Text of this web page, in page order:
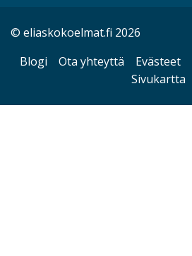
© eliaskokoelmat.fi 2026
Blogi
Ota yhteyttä Evästeet
Sivukartta